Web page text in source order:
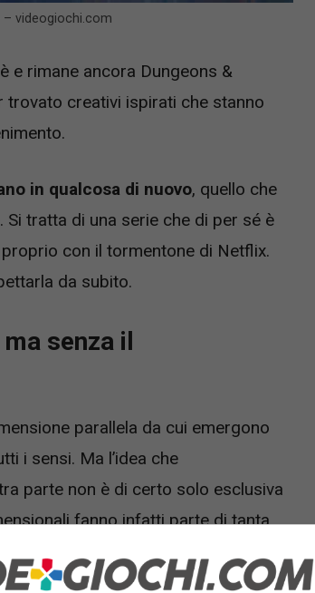
– videogiochi.com
e rimane ancora Dungeons &
trovato creativi ispirati che stanno
in qualcosa di nuovo, quello che
tratta di una serie che di per sé è
con il tormentone di Netflix.
da subito.
senza il
parallela da cui emergono
i sensi. Ma l’idea che
parte non è di certo solo esclusiva
fanno infatti parte di tanta
naturali, se così li possiamo
interdimensionali c’è il fantasy.